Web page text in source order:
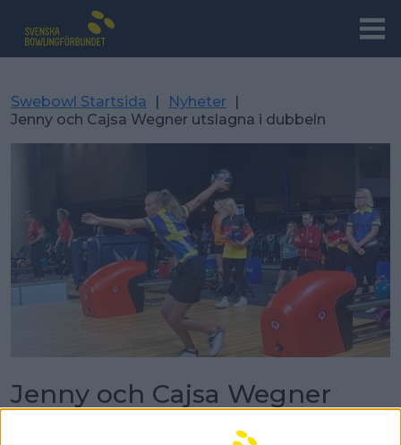
Swebowl Startsida | Nyheter |
Jenny och Cajsa Wegner utslagna i dubbeln
Jenny och Cajsa Wegner
utslagna i dubbeln